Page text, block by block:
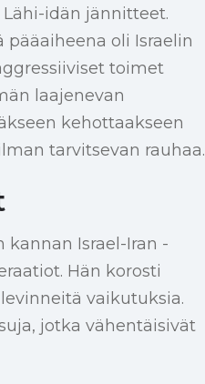
idän jännitteet.
oli Israelin
toimet
laajenevan
kehottaakseen
tarvitsevan rauhaa.
kannan Israel-Iran -
Hän korosti
vaikutuksia.
jotka vähentäisivät